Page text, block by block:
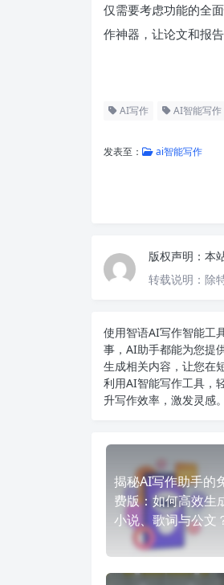
仅需要考虑功能的全
作神器，让论文和报
AI写作 AI智能写作
发表至： ai智能写作
版权声明： 本
转载说明： 除
使用智语AI写作智能工
事，AI助手都能为您提
生成相关内容，让您在
利用AI智能写作工具，
升写作效率，激发灵感
揭秘AI写作助手的
费版：如何高效生
小说、歌词与公文